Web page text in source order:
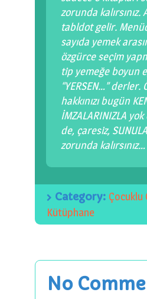
zorunda
tabldot gelir.
sayıda yemek
özgürce seçim
tip yemeğe boyun
“YERSEN…” derler.
hakkınızı bugün
İMZALARINIZLA
de, çaresiz,
zorunda kalırsınız…
Category: Çocuklu
Kütüphane
No